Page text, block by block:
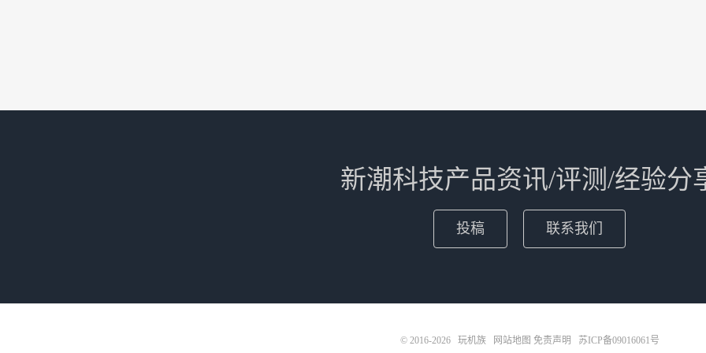
新潮科技产品资讯/评测/经验分
投稿 联系我们
© 2016-2026 玩机族 网站地图 免责声明 苏ICP备09016061号